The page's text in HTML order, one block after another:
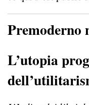
Premoderno
L’utopia